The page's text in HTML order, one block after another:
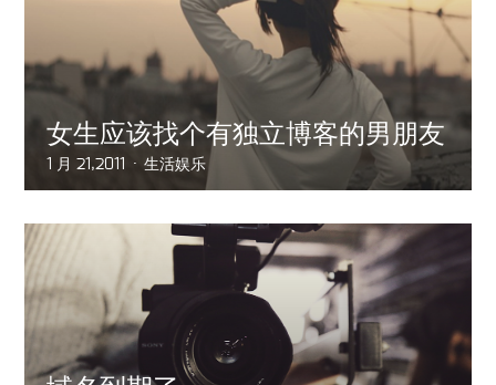
女生应该找个有独立博客的男朋友
1 月 21,2011 生活娱乐